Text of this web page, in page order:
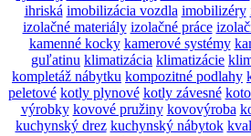
ihriská imobilizácia vozdla imobilizéry
izolačné materiály izolačné práce
kamenné kocky kamerové systémy
guľatinu klimatizácia klimatizácie
kompletáž nábytku kompozitné podlahy
peletové kotly plynové kotly závesné
výrobky kovové pružiny kovovýroba
kuchynský drez kuchynský nábytok